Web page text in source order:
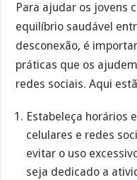
Para ajudar os jovens
equilíbrio saudável
desconexão, é
práticas que os
redes sociais. Aqui
Estabeleça horários
celulares e redes
evitar o uso
seja dedicado a